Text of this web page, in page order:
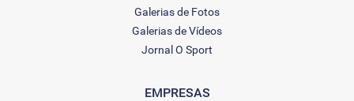
Galerias de Fotos
Galerias de Vídeos
Jornal O Sport
EMPRESAS